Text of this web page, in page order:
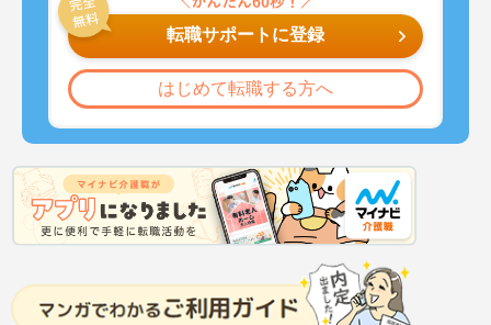
転職サポートに登録
はじめて転職する方へ